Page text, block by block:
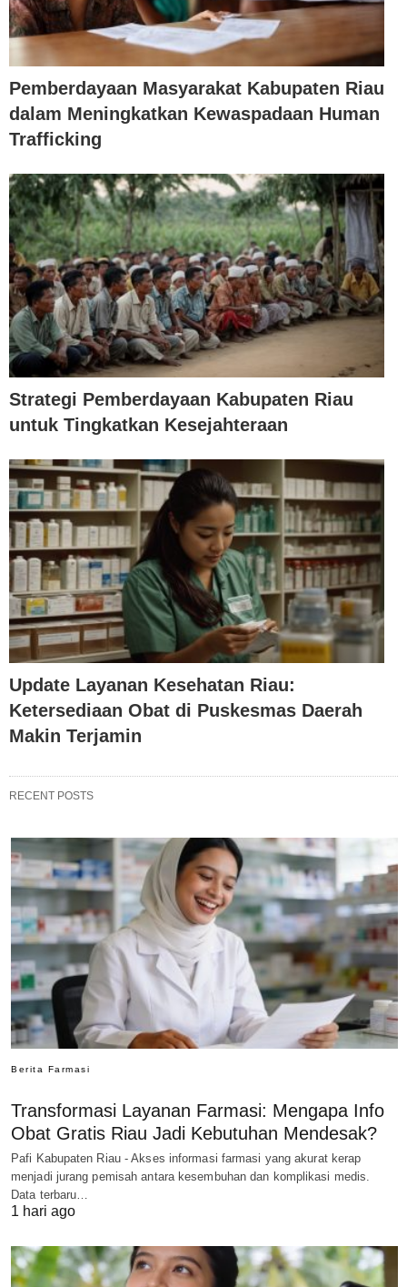
Pemberdayaan Masyarakat Kabupaten Riau
dalam Meningkatkan Kewaspadaan Human
Trafficking
Strategi Pemberdayaan Kabupaten Riau
untuk Tingkatkan Kesejahteraan
Update Layanan Kesehatan Riau:
Ketersediaan Obat di Puskesmas Daerah
Makin Terjamin
RECENT POSTS
Berita Farmasi
Transformasi Layanan Farmasi: Mengapa Info
Obat Gratis Riau Jadi Kebutuhan Mendesak?
Pafi Kabupaten Riau - Akses informasi farmasi yang akurat kerap
menjadi jurang pemisah antara kesembuhan dan komplikasi medis.
Data terbaru…
1 hari ago